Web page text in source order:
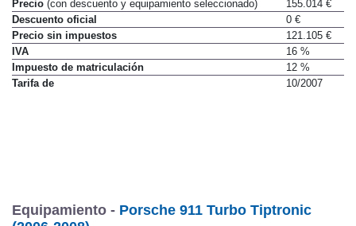
Precio(con descuento y equipamiento seleccionado)
155.014 €
Descuento oficial
0 €
Precio sin impuestos
121.105 €
IVA
16 %
Impuesto de matriculación
12 %
Equipamiento -
Porsche 911 Turbo Tiptronic